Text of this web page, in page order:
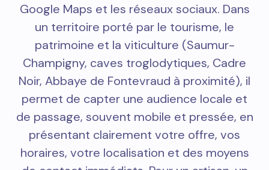
Google Maps et les réseaux sociaux. Dans
un territoire porté par le tourisme, le
patrimoine et la viticulture (Saumur-
Champigny, caves troglodytiques, Cadre
Noir, Abbaye de Fontevraud à proximité), il
permet de capter une audience locale et
de passage, souvent mobile et pressée, en
présentant clairement votre offre, vos
horaires, votre localisation et des moyens